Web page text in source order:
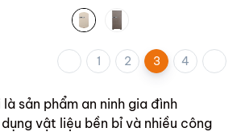
1 2 3 4
sản phẩm an ninh gia đình
vật liệu bền bỉ và nhiều công